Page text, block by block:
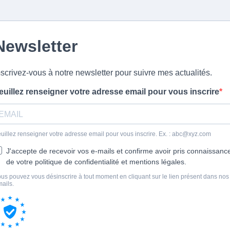
vous à notre newsletter pour suivre mes actualités.
renseigner votre adresse email pour vous inscrire
renseigner votre adresse email pour vous inscrire. Ex. : abc@xyz.com
J'accepte de recevoir vos e-mails et confirme avoir pris
de votre politique de confidentialité et mentions légales.
pouvez vous désinscrire à tout moment en cliquant sur le lien présent dans nos